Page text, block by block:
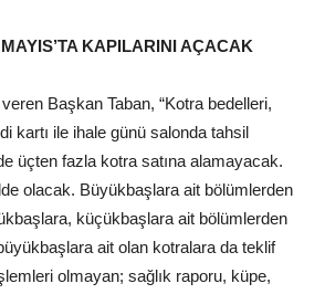
KAPILARINI AÇACAK
Başkan Taban, “Kotra bedelleri,
kartı ile ihale günü salonda tahsil
üçten fazla kotra satına alamayacak.
olacak. Büyükbaşlara ait bölümlerden
küçükbaşlara ait bölümlerden
ait olan kotralara da teklif
olmayan; sağlık raporu, küpe,